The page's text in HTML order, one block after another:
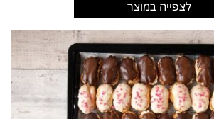
לצפייה במוצר